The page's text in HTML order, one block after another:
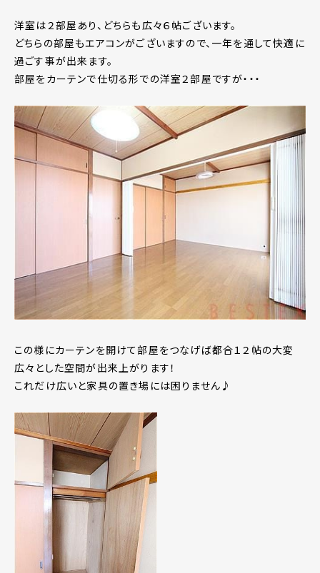
洋室は２部屋あり、どちらも広々６帖ございます。
どちらの部屋もエアコンがございますので、一年を通して快適に
過ごす事が出来ます。
部屋をカーテンで仕切る形での洋室２部屋ですが・・・
この様にカーテンを開けて部屋をつなげば都合１２帖の大変
広々とした空間が出来上がります！
これだけ広いと家具の置き場には困りません♪